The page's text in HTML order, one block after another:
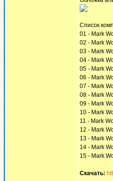
Список
01 - Mark
02 - Mark
03 - Mark
04 - Mark
05 - Mark
06 - Mark
07 - Mark
08 - Mark
09 - Mark
10 - Mark
11 - Mark
12 - Mark
13 - Mark
14 - Mark
15 - Mark
Скачать: